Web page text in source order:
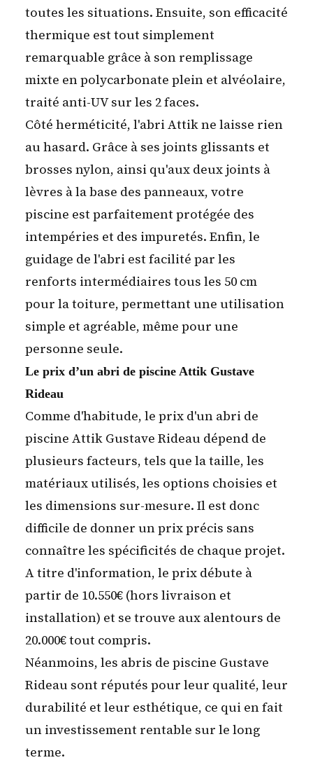
toutes les situations. Ensuite, son efficacité
thermique est tout simplement
remarquable grâce à son remplissage
mixte en polycarbonate plein et alvéolaire,
traité anti-UV sur les 2 faces.
Côté herméticité, l'abri Attik ne laisse rien
au hasard. Grâce à ses joints glissants et
brosses nylon, ainsi qu'aux deux joints à
lèvres à la base des panneaux, votre
piscine est parfaitement protégée des
intempéries et des impuretés. Enfin, le
guidage de l'abri est facilité par les
renforts intermédiaires tous les 50 cm
pour la toiture, permettant une utilisation
simple et agréable, même pour une
personne seule.
Le prix d’un abri de piscine Attik Gustave
Rideau
Comme d'habitude, le prix d'un abri de
piscine Attik Gustave Rideau dépend de
plusieurs facteurs, tels que la taille, les
matériaux utilisés, les options choisies et
les dimensions sur-mesure. Il est donc
difficile de donner un prix précis sans
connaître les spécificités de chaque projet.
A titre d'information, le prix débute à
partir de 10.550€ (hors livraison et
installation) et se trouve aux alentours de
20.000€ tout compris.
Néanmoins, les abris de piscine Gustave
Rideau sont réputés pour leur qualité, leur
durabilité et leur esthétique, ce qui en fait
un investissement rentable sur le long
terme.